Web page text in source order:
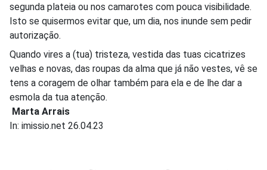
segunda plateia ou nos camarotes com pouca visibilidade.
Isto se quisermos evitar que, um dia, nos inunde sem pedir
autorização.
Quando vires a (tua) tristeza, vestida das tuas cicatrizes
velhas e novas, das roupas da alma que já não vestes, vê se
tens a coragem de olhar também para ela e de lhe dar a
esmola da tua atenção.
Marta Arrais
In: imissio.net 26.04.23